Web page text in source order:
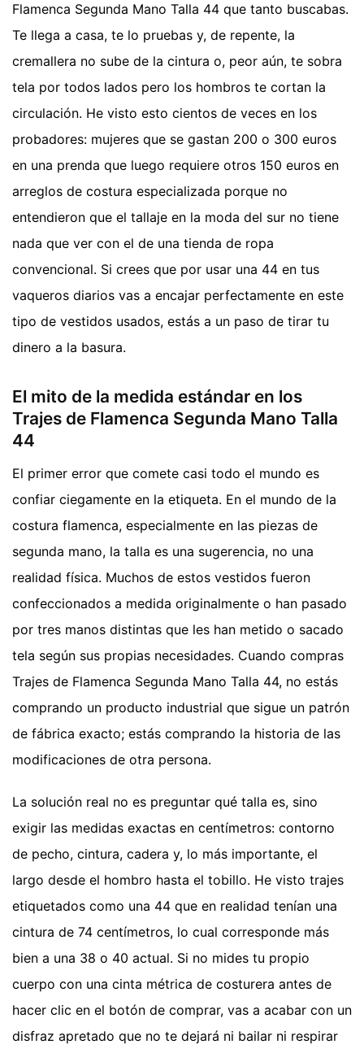
Flamenca Segunda Mano Talla 44 que tanto buscabas.
Te llega a casa, te lo pruebas y, de repente, la
cremallera no sube de la cintura o, peor aún, te sobra
tela por todos lados pero los hombros te cortan la
circulación. He visto esto cientos de veces en los
probadores: mujeres que se gastan 200 o 300 euros
en una prenda que luego requiere otros 150 euros en
arreglos de costura especializada porque no
entendieron que el tallaje en la moda del sur no tiene
nada que ver con el de una tienda de ropa
convencional. Si crees que por usar una 44 en tus
vaqueros diarios vas a encajar perfectamente en este
tipo de vestidos usados, estás a un paso de tirar tu
dinero a la basura.
El mito de la medida estándar en los
Trajes de Flamenca Segunda Mano Talla
44
El primer error que comete casi todo el mundo es
confiar ciegamente en la etiqueta. En el mundo de la
costura flamenca, especialmente en las piezas de
segunda mano, la talla es una sugerencia, no una
realidad física. Muchos de estos vestidos fueron
confeccionados a medida originalmente o han pasado
por tres manos distintas que les han metido o sacado
tela según sus propias necesidades. Cuando compras
Trajes de Flamenca Segunda Mano Talla 44, no estás
comprando un producto industrial que sigue un patrón
de fábrica exacto; estás comprando la historia de las
modificaciones de otra persona.
La solución real no es preguntar qué talla es, sino
exigir las medidas exactas en centímetros: contorno
de pecho, cintura, cadera y, lo más importante, el
largo desde el hombro hasta el tobillo. He visto trajes
etiquetados como una 44 que en realidad tenían una
cintura de 74 centímetros, lo cual corresponde más
bien a una 38 o 40 actual. Si no mides tu propio
cuerpo con una cinta métrica de costurera antes de
hacer clic en el botón de comprar, vas a acabar con un
disfraz apretado que no te dejará ni bailar ni respirar